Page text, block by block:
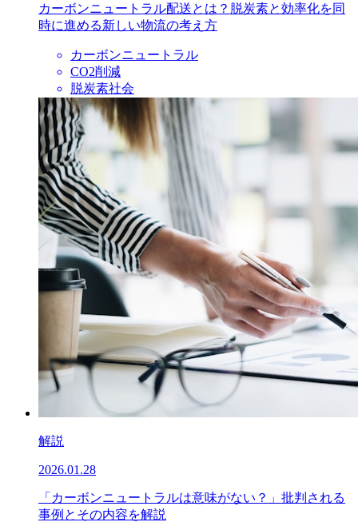
カーボンニュートラル配送とは？脱炭素と効率化を同
時に進める新しい物流の考え方
カーボンニュートラル
CO2削減
脱炭素社会
解説
2026.01.28
「カーボンニュートラルは意味がない？」批判される
事例とその内容を解説